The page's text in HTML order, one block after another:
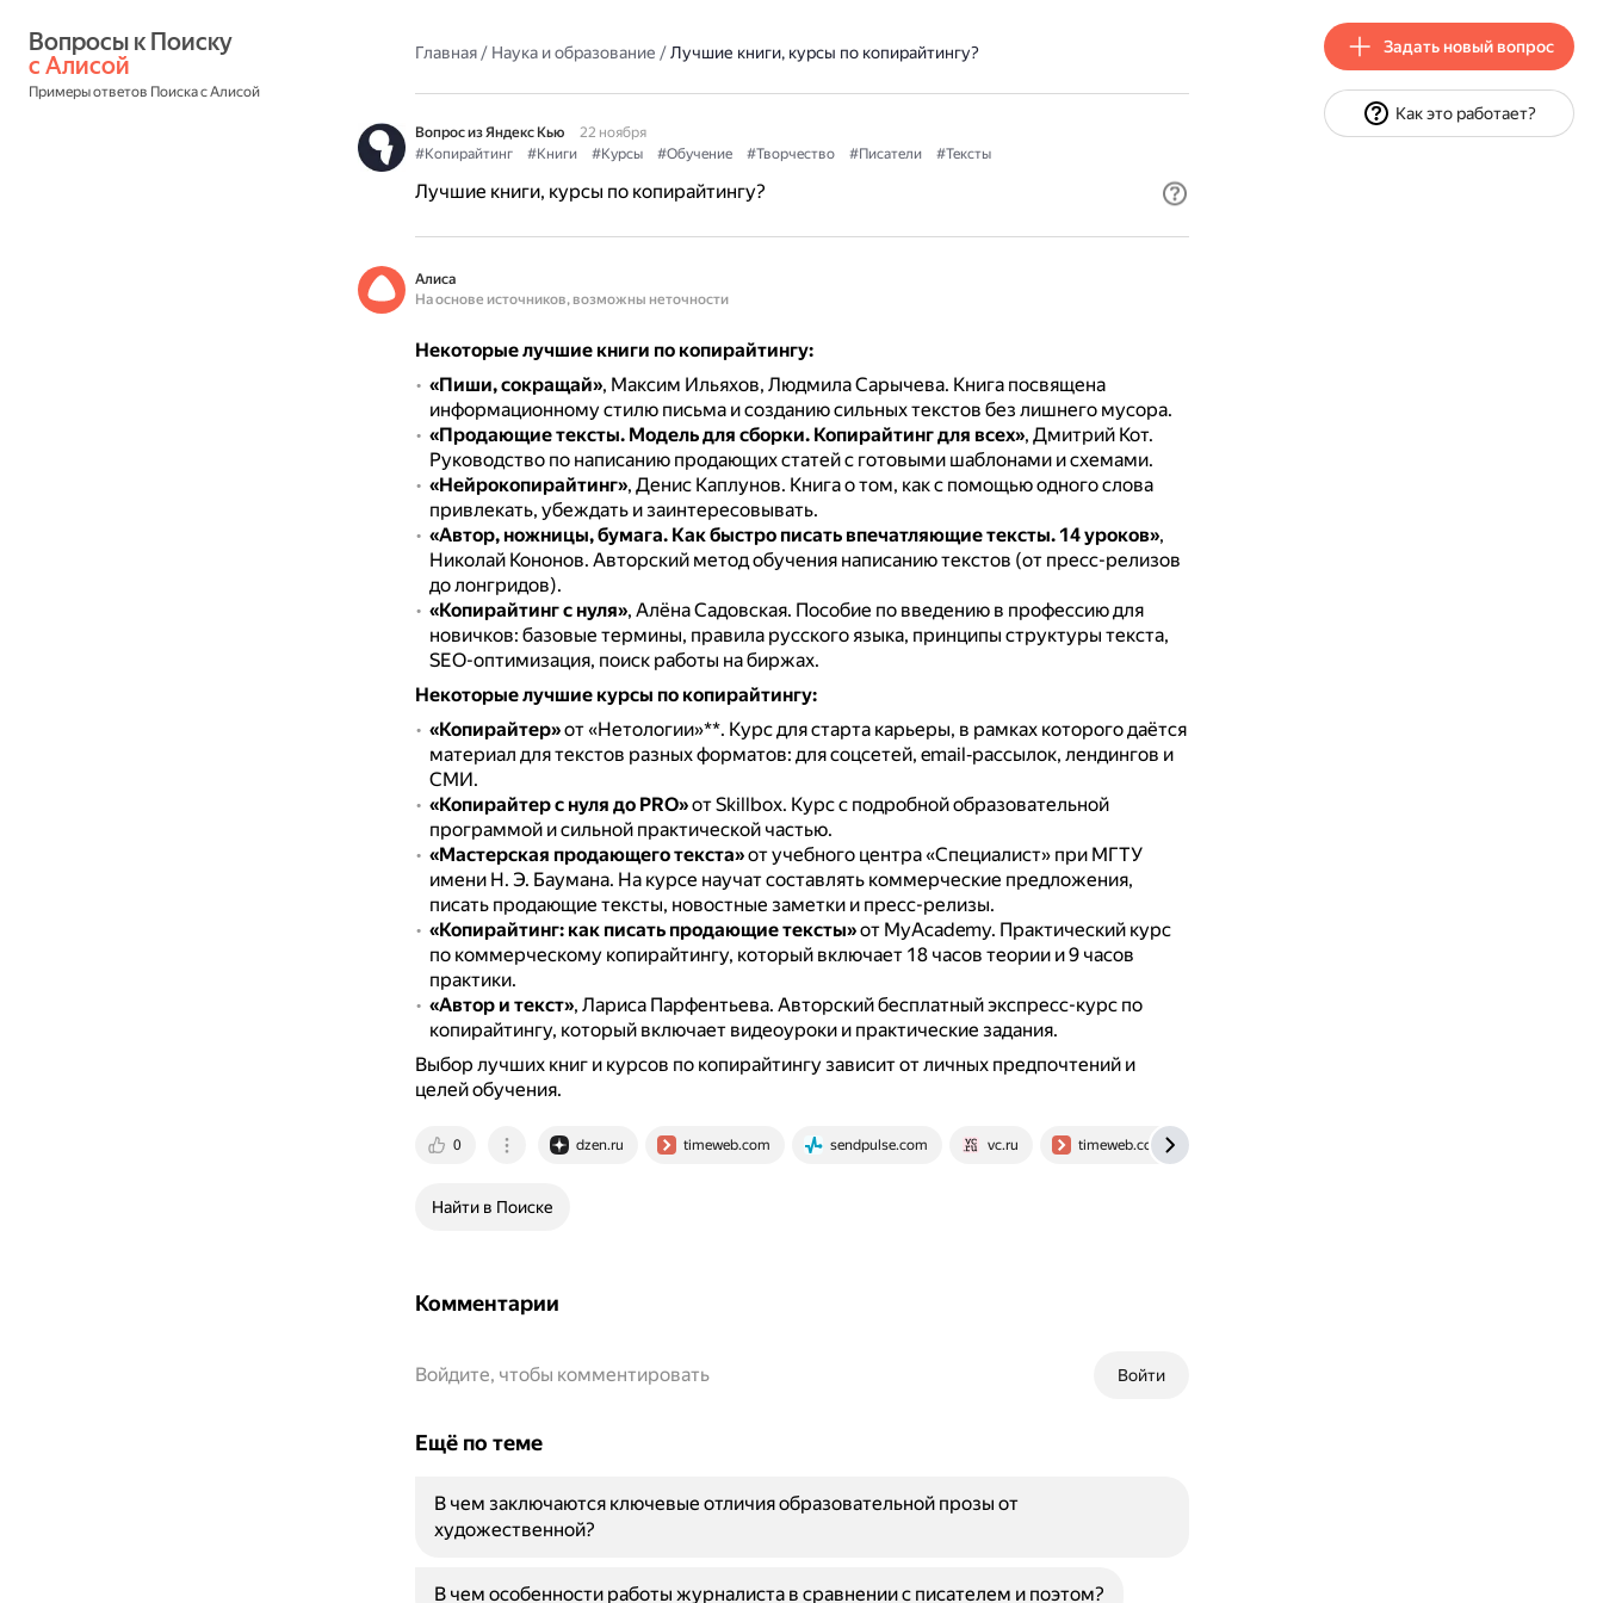
с Алисой
Примеры ответов Поиска с Алисой
Главная/ Наука и образование /Лучшие книги, курсы по копирайтингу?
Вопрос из Яндекс Кью
22 ноября
#Копирайтинг
#Книги #Курсы #Обучение #Творчество #Писатели #Тексты
Лучшие книги, курсы по копирайтингу?
Алиса
На основе источников, возможны неточности
Некоторые лучшие книги по копирайтингу:
«Пиши, сокращай», Максим Ильяхов, Людмила Сарычева. Книга посвящена
информационному стилю письма и созданию сильных текстов без лишнего мусора.
«Продающие тексты. Модель для сборки. Копирайтинг для всех», Дмитрий Кот.
Руководство по написанию продающих статей с готовыми шаблонами и схемами.
«Нейрокопирайтинг», Денис Каплунов. Книга о том, как с помощью одного слова
привлекать, убеждать и заинтересовывать.
«Автор, ножницы, бумага. Как быстро писать впечатляющие тексты. 14 уроков»,
Николай Кононов. Авторский метод обучения написанию текстов (от пресс-релизов
до лонгридов).
«Копирайтинг с нуля», Алёна Садовская. Пособие по введению в профессию для
новичков: базовые термины, правила русского языка, принципы структуры текста,
SEO-оптимизация, поиск работы на биржах.
Некоторые лучшие курсы по копирайтингу:
«Копирайтер»от «Нетологии»**. Курс для старта карьеры, в рамках которого даётся
материал для текстов разных форматов: для соцсетей, email‑рассылок, лендингов и
СМИ.
«Копирайтер с нуля до PRO»от Skillbox. Курс с подробной образовательной
программой и сильной практической частью.
«Мастерская продающего текста»от учебного центра «Специалист» при МГТУ
имени Н. Э. Баумана. На курсе научат составлять коммерческие предложения,
писать продающие тексты, новостные заметки и пресс-релизы.
«Копирайтинг: как писать продающие тексты»от MyAcademy. Практический курс
по коммерческому копирайтингу, который включает 18 часов теории и 9 часов
практики.
«Автор и текст», Лариса Парфентьева. Авторский бесплатный экспресс-курс по
копирайтингу, который включает видеоуроки и практические задания.
Выбор лучших книг и курсов по копирайтингу зависит от личных предпочтений и
целей обучения.
0 dzen.ru timeweb.com sendpulse.com vc.ru timeweb.com
Найти в Поиске
Комментарии
Войти
Войдите, чтобы комментировать
Ещё по теме
В чем заключаются ключевые отличия образовательной прозы от
художественной?
В чем особенности работы журналиста в сравнении с писателем и поэтом?
Задать новый вопрос
Как это работает?